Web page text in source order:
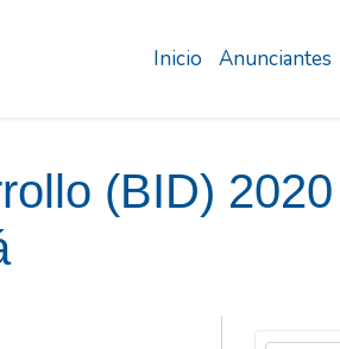
Inicio Anunciantes
(BID)